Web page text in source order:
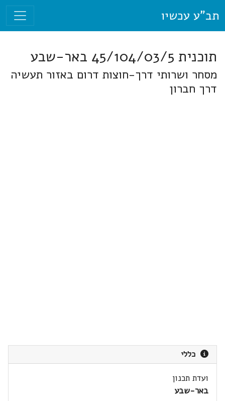
תב"ע עכשיו
תוכנית 45/104/03/5 באר-שבע
מסחר ושרותי דרך-חוצות דרום באזור תעשיה
דרך חברון
כללי
ועדת תכנון
באר-שבע